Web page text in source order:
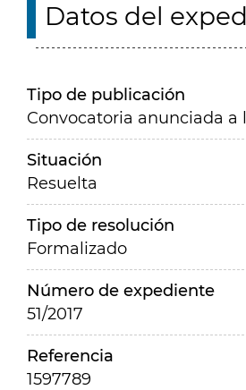
Datos del
Tipo de publicación
Convocatoria anunciada a
Situación
Resuelta
Tipo de resolución
Formalizado
Número de expediente
51/2017
Referencia
1597789